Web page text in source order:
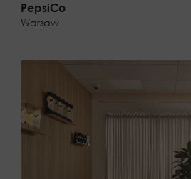
PepsiCo
Warsaw